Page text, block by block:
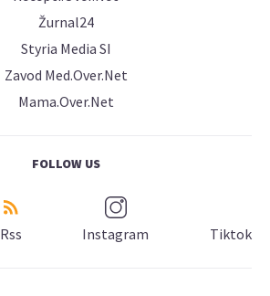
Žurnal24
Styria Media SI
Zavod Med.Over.Net
Mama.Over.Net
FOLLOW US
Rss Instagram Tiktok